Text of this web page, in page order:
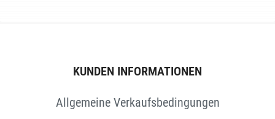
KUNDEN INFORMATIONEN
Allgemeine Verkaufsbedingungen